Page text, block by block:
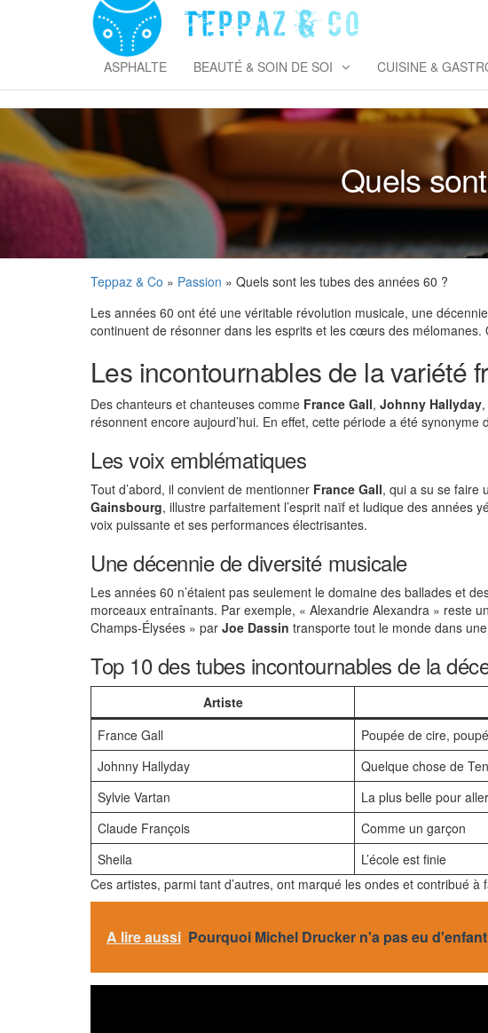
& Co
ASPHALTE BEAUTÉ & SOIN DE SOI CUISINE &
Quels
Teppaz & Co » Passion » Quels sont les tubes des années 60 ?
Les années 60 ont été une véritable révolution musicale, une
continuent de résonner dans les esprits et les cœurs des
Les incontournables de la variété
Des chanteurs et chanteuses comme France Gall, Johnny Hallyday,
résonnent encore aujourd’hui. En effet, cette période a été synonyme
Les voix emblématiques
Tout d’abord, il convient de mentionner France Gall, qui a su se faire
Gainsbourg, illustre parfaitement l’esprit naïf et ludique des années
voix puissante et ses performances électrisantes.
Une décennie de diversité musicale
Les années 60 n’étaient pas seulement le domaine des ballades et
morceaux entraînants. Par exemple, « Alexandrie Alexandra » reste
Champs-Élysées » par Joe Dassin transporte tout le monde dans
Top 10 des tubes incontournables de la
Artiste
France Gall
Poupée de cire,
Johnny Hallyday
Quelque chose de
Sylvie Vartan
La plus belle pour
Claude François
Comme un garçon
Sheila
L’école est finie
Ces artistes, parmi tant d’autres, ont marqué les ondes et contribué à
A lire aussi Pourquoi Michel Drucker n'a pas eu